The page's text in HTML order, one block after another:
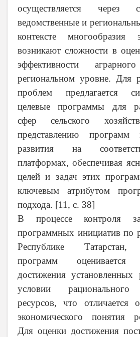
осуществляется через
ведомственные и
контексте многообразия
возникают сложности в
эффективности
региональном уровне. Для
проблем предлагается
целевые программы для
сфер сельского
представлению программ
развития на
платформах, обеспечивая
целей и задач этих
ключевым атрибутом
подхода. [11, с. 38]
В процессе контроля
программных инициатив
Республике Татарстан,
программ
достижения установленных
условии рационального
ресурсов, что отличается
экономического понятия
Для оценки достижения